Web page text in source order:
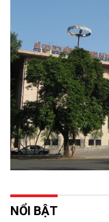
NỔI BẬT